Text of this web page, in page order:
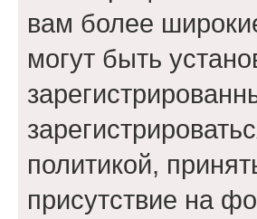
вам более
могут быть
политикой,
присутствие на